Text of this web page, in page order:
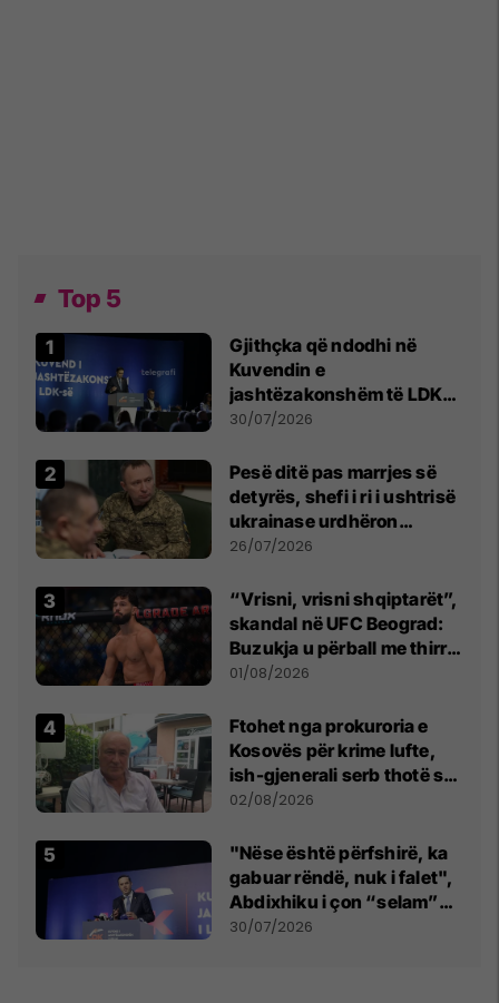
Top 5
Gjithçka që ndodhi në
Kuvendin e
jashtëzakonshëm të LDK-
së
30/07/2026
Pesë ditë pas marrjes së
detyrës, shefi i ri i ushtrisë
ukrainase urdhëron
kontroll të madh
26/07/2026
“Vrisni, vrisni shqiptarët”,
skandal në UFC Beograd:
Buzukja u përball me thirrje
anti-shqiptare nga
01/08/2026
Ftohet nga prokuroria e
Kosovës për krime lufte,
ish-gjenerali serb thotë se
dikush e tradhtoi në
02/08/2026
"Nëse është përfshirë, ka
gabuar rëndë, nuk i falet",
Abdixhiku i çon “selam”
Përparim Ramës
30/07/2026